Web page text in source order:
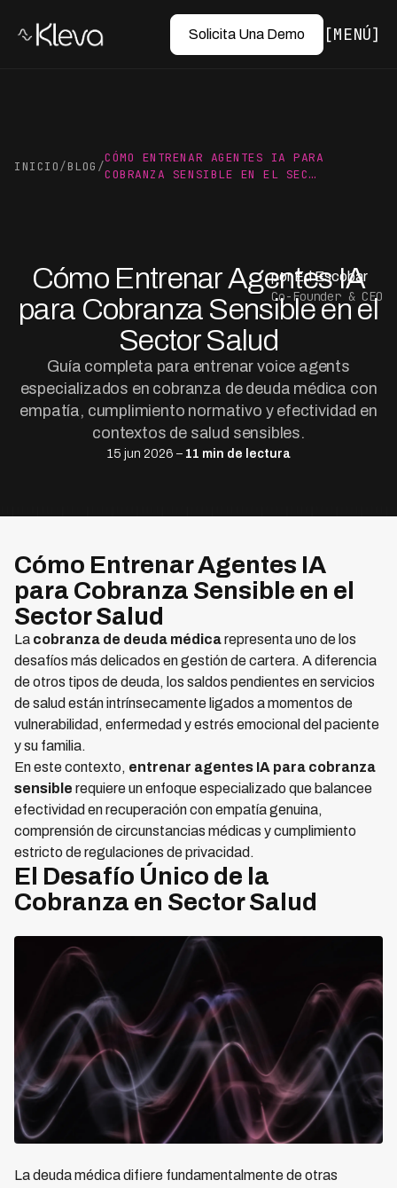
Solicita Una Demo MENÚ
INICIO/BLOG /
CÓMO ENTRENAR AGENTES IA PARA
COBRANZA SENSIBLE EN EL SEC…
Cómo Entrenar Agentes IA
para Cobranza Sensible en el
Sector Salud
Guía completa para entrenar voice agents
especializados en cobranza de deuda médica con
empatía, cumplimiento normativo y efectividad en
contextos de salud sensibles.
15 jun 2026 – 11 min de lectura
por Ed Escobar
Co-Founder & CEO
Cómo Entrenar Agentes IA
para Cobranza Sensible en el
Sector Salud
La cobranza de deuda médicarepresenta uno de los
desafíos más delicados en gestión de cartera. A diferencia
de otros tipos de deuda, los saldos pendientes en servicios
de salud están intrínsecamente ligados a momentos de
vulnerabilidad, enfermedad y estrés emocional del paciente
y su familia.
En este contexto, entrenar agentes IA para cobranza
sensible requiere un enfoque especializado que balancee
efectividad en recuperación con empatía genuina,
comprensión de circunstancias médicas y cumplimiento
estricto de regulaciones de privacidad.
El Desafío Único de la
Cobranza en Sector Salud
La deuda médica difiere fundamentalmente de otras